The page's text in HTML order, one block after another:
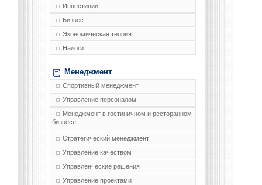
Инвестиции
Бизнес
Экономическая теория
Налоги
Менеджмент
Спортивный менеджмент
Управление персоналом
Менеджмент в гостиничном и ресторанном
бизнесе
Стратегический менеджмент
Управление качеством
Управленческие решения
Управление проектами